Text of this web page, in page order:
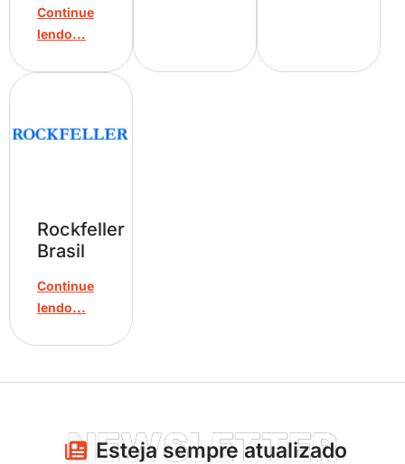
Continue
lendo...
Rockfeller
Brasil
Continue
lendo...
NEWSLETTER
Esteja sempre atualizado​